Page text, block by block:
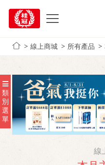
線上商城 所有產品
類
別
選
單
線